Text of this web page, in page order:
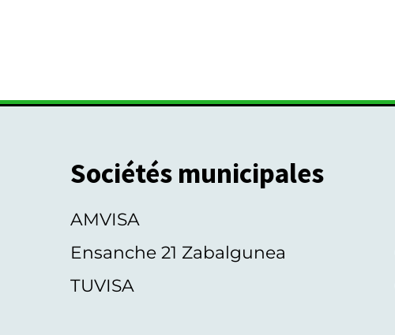
Sociétés municipales
AMVISA
Ensanche 21 Zabalgunea
TUVISA